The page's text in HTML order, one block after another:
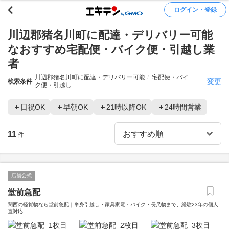
ログイン・登録
川辺郡猪名川町に配達・デリバリー可能
なおすすめ宅配便・バイク便・引越し業
者
検索条件
川辺郡猪名川町に配達・デリバリー可能
宅配便・バイ
ク便・引越し
変更
日祝OK 早朝OK 21時以降OK 24時間営業
11 件
店舗公式
堂前急配
関西の軽貨物なら堂前急配｜単身引越し・家具家電・バイク・長尺物まで、経験23年の個人
直対応